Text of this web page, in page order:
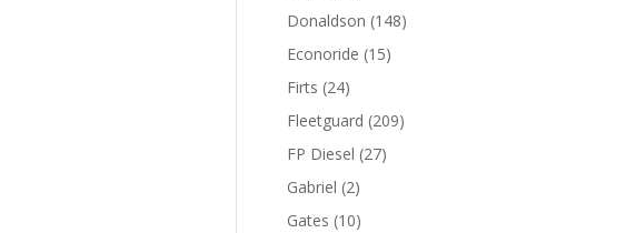
productos
Donaldson 148148
Econoride 1515
Firts 2424
productos
Fleetguard 209209
FP Diesel 2727
Gabriel 22
productos
Gates 1010